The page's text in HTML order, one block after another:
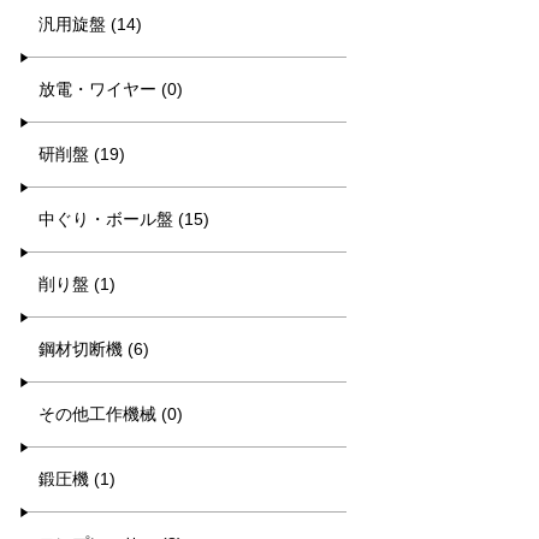
汎用旋盤 (14)
放電・ワイヤー (0)
研削盤 (19)
中ぐり・ボール盤 (15)
削り盤 (1)
鋼材切断機 (6)
その他工作機械 (0)
鍛圧機 (1)